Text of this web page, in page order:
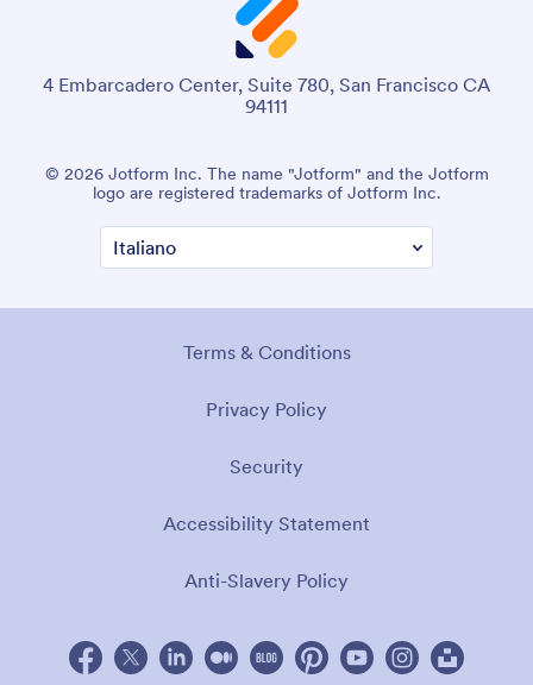
4 Embarcadero Center, Suite 780, San Francisco CA
94111
© 2026 Jotform Inc. The name "Jotform" and the Jotform
logo are registered trademarks of Jotform Inc.
Terms & Conditions
Privacy Policy
Security
Accessibility Statement
Anti-Slavery Policy